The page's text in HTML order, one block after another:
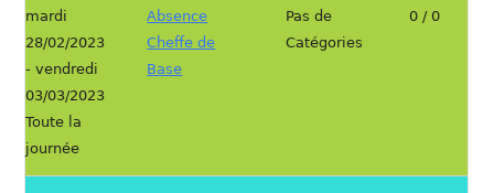
mardi
28/02/2023
- vendredi
03/03/2023
Toute la
journée
Absence
Cheffe de
Base
Pas de
Catégories
0 / 0